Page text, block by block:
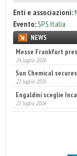
Enti e associazioni:
Evento:SPS Italia
NEWS
Sun Chemical
22 luglio 2026
Engaldini sceglie
22 luglio 2026
Annunciati i finalisti
14 luglio 2026